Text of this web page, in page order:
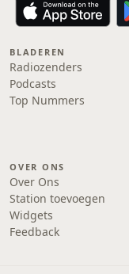
BLADEREN
Radiozenders
Podcasts
Top Nummers
OVER ONS
Over Ons
Station toevoegen
Widgets
Feedback